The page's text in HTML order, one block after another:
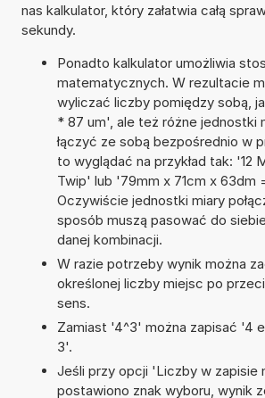
nas kalkulator, który załatwia całą
sekundy.
Ponadto kalkulator umożliwia
matematycznych. W rezultacie
wyliczać liczby pomiędzy sobą,
* 87 um', ale też różne jednostki
łączyć ze sobą bezpośrednio w
to wyglądać na przykład tak: '12
Twip' lub '79mm x 71cm x 63dm
Oczywiście jednostki miary
sposób muszą pasować do
danej kombinacji.
W razie potrzeby wynik można
określonej liczby miejsc po
sens.
Zamiast '4^3' można zapisać '4
3'.
Jeśli przy opcji 'Liczby w zapisie
postawiono znak wyboru, wynik